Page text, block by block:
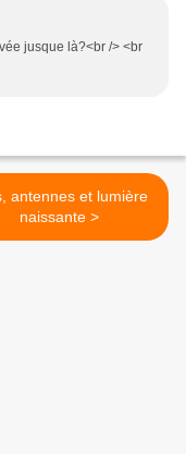
jusque là?<br /> <br
antennes et lumière
naissante >